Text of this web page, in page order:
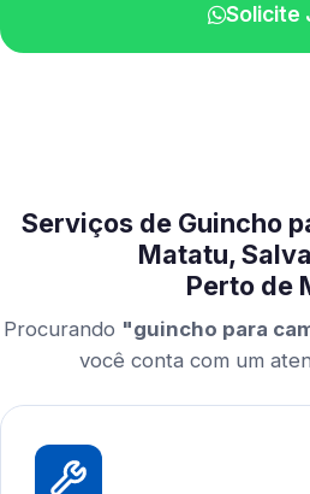
Solicite
Serviços de Guincho
Matatu,
Perto de
Procurando "guincho para
você conta com um